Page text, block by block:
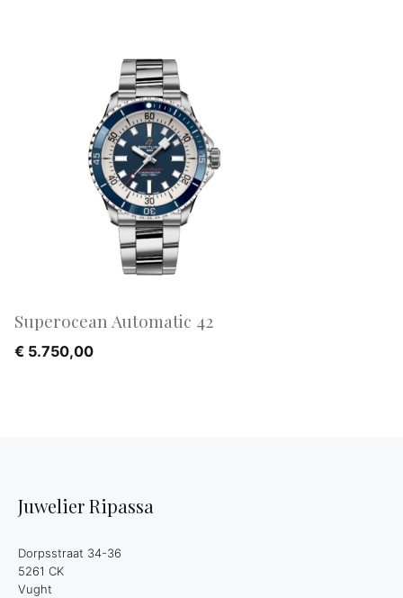
Superocean Automatic 42
€ 5.750,00
Juwelier Ripassa
Dorpsstraat 34-36
5261 CK
Vught